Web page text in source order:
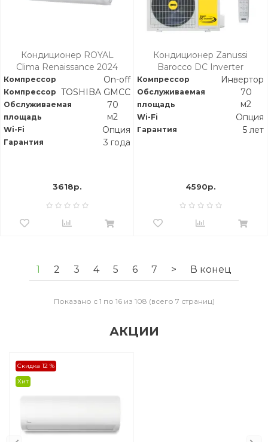
Кондиционер ROYAL
Clima Renaissance 2024
on/off 70 м2 ПОД ЗАКАЗ
Компрессор On-off
Компрессор TOSHIBA GMCC
Обслуживаемая
площадь
70
м2
Wi-Fi Опция
Гарантия 3 года
3618р.
Кондиционер Zanussi
Barocco DC Inverter
Компрессор Инвертор
Обслуживаемая
площадь
70
м2
Wi-Fi Опция
Гарантия 5 лет
4590р.
1 2 3 4 5 6 7 > В конец
Показано с 1 по 16 из 108 (всего 7 страниц)
АКЦИИ
Скидка 12 %
Хит